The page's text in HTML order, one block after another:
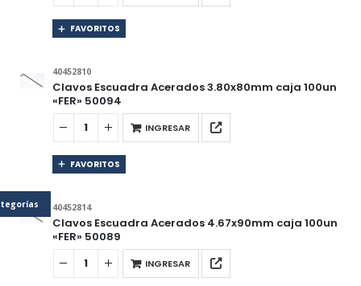
FAVORITOS
40452810
Clavos Escuadra Acerados 3.80x80mm caja 100un
«FER» 50094
INGRESAR
FAVORITOS
40452814
Clavos Escuadra Acerados 4.67x90mm caja 100un
«FER» 50089
INGRESAR